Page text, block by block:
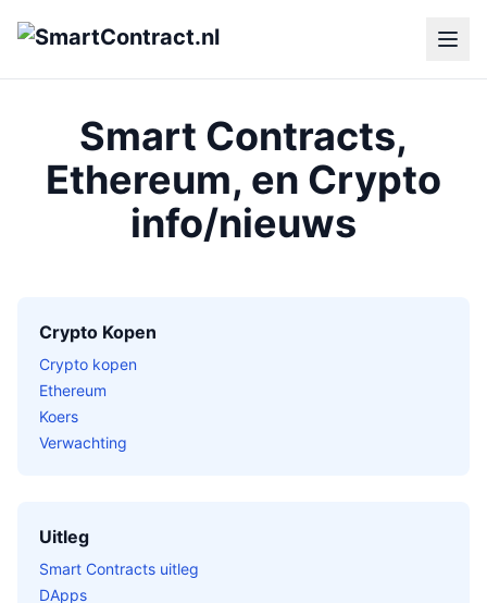
Smart Contracts,
Ethereum, en Crypto
info/nieuws
Crypto Kopen
Crypto kopen
Ethereum
Koers
Verwachting
Uitleg
Smart Contracts uitleg
DApps